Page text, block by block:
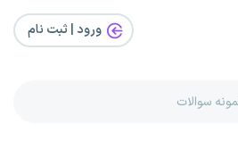
ورود | ثبت‌ نام